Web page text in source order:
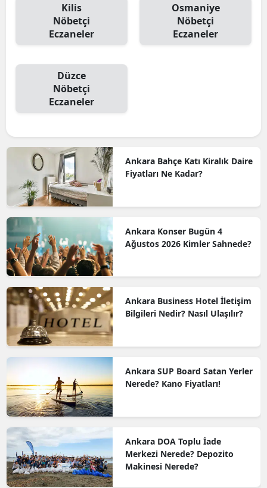
Kilis
Nöbetçi
Eczaneler
Osmaniye
Nöbetçi
Eczaneler
Düzce
Nöbetçi
Eczaneler
Ankara Bahçe Katı Kiralık Daire
Fiyatları Ne Kadar?
Ankara Konser Bugün 4
Ağustos 2026 Kimler Sahnede?
Ankara Business Hotel İletişim
Bilgileri Nedir? Nasıl Ulaşılır?
Ankara SUP Board Satan Yerler
Nerede? Kano Fiyatları!
Ankara DOA Toplu İade
Merkezi Nerede? Depozito
Makinesi Nerede?